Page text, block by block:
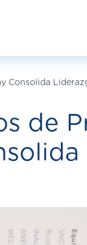
Consolida
de